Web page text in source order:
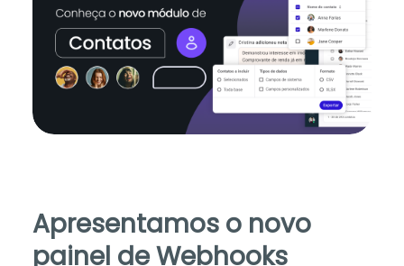
Apresentamos o novo
painel de Webhooks